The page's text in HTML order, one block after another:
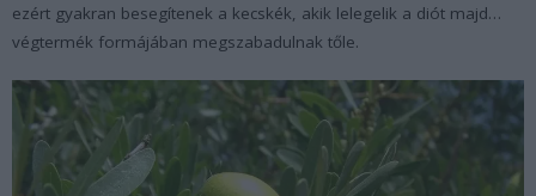
ezért gyakran besegítenek a kecskék, akik lelegelik a diót majd…
végtermék formájában megszabadulnak tőle.